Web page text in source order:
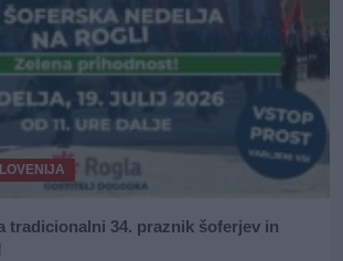
tradicionalni 34. praznik šoferjev in